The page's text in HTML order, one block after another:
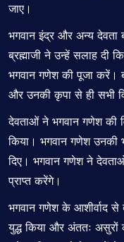
जाए।
भगवान इंद्र और अन्य देवता
ब्रह्माजी ने उन्हें सलाह दी
भगवान गणेश की पूजा करें।
और उनकी कृपा से ही सभी
देवताओं ने भगवान गणेश की
किया। भगवान गणेश उनकी
दिए। भगवान गणेश ने
प्राप्त करेंगे।
भगवान गणेश के आशीर्वाद
युद्ध किया और अंततः असुरों